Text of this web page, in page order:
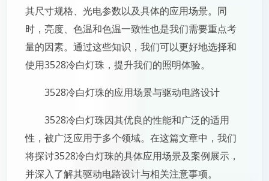
其尺寸规格、光电参数以及具体的应用场景。同
时，亮度、色温和色温一致性也是我们需要重点考
量的因素。通过这些知识，我们可以更好地选择和
使用3528冷白灯珠，提升我们的照明体验。
3528冷白灯珠的应用场景与驱动电路设计
3528冷白灯珠因其优良的性能和广泛的适用
性，被广泛应用于多个领域。在这篇文章中，我们
将探讨3528冷白灯珠的具体应用场景及案例展示，
并深入了解其驱动电路设计与相关注意事项。